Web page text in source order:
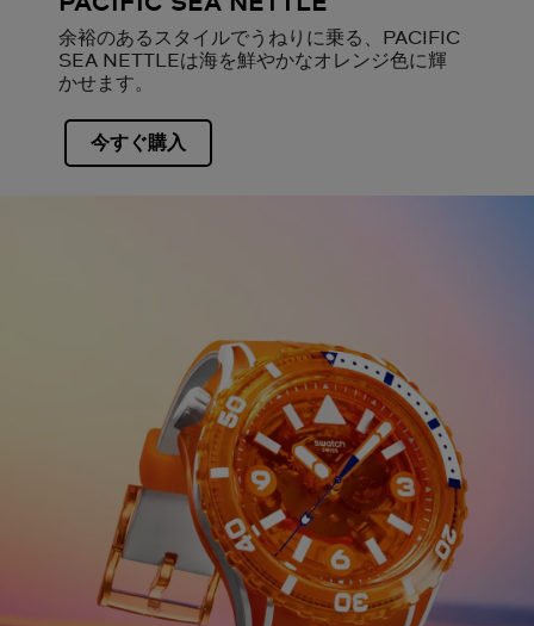
余裕のあるスタイルでうねりに乗る、PACIFIC
SEA NETTLEは海を鮮やかなオレンジ色に輝
かせます。
今すぐ購入